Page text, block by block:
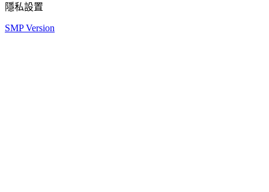
隱私設置
SMP Version